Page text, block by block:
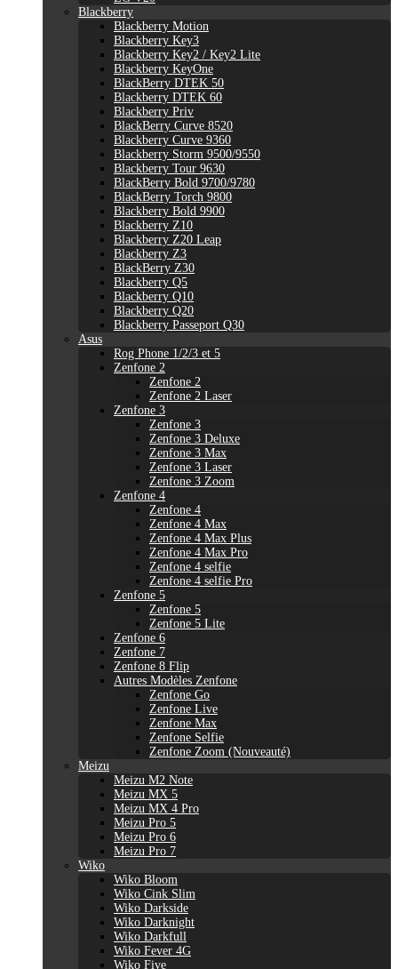
Blackberry
Blackberry Motion
Blackberry Key3
Blackberry Key2 / Key2 Lite
Blackberry KeyOne
BlackBerry DTEK 50
Blackberry DTEK 60
Blackberry Priv
BlackBerry Curve 8520
Blackberry Curve 9360
Blackberry Storm 9500/9550
Blackberry Tour 9630
BlackBerry Bold 9700/9780
BlackBerry Torch 9800
Blackberry Bold 9900
Blackberry Z10
Blackberry Z20 Leap
Blackberry Z3
BlackBerry Z30
Blackberry Q5
Blackberry Q10
Blackberry Q20
Blackberry Passeport Q30
Asus
Rog Phone 1/2/3 et 5
Zenfone 2
Zenfone 2
Zenfone 2 Laser
Zenfone 3
Zenfone 3
Zenfone 3 Deluxe
Zenfone 3 Max
Zenfone 3 Laser
Zenfone 3 Zoom
Zenfone 4
Zenfone 4
Zenfone 4 Max
Zenfone 4 Max Plus
Zenfone 4 Max Pro
Zenfone 4 selfie
Zenfone 4 selfie Pro
Zenfone 5
Zenfone 5
Zenfone 5 Lite
Zenfone 6
Zenfone 7
Zenfone 8 Flip
Autres Modèles Zenfone
Zenfone Go
Zenfone Live
Zenfone Max
Zenfone Selfie
Zenfone Zoom (Nouveauté)
Meizu
Meizu M2 Note
Meizu MX 5
Meizu MX 4 Pro
Meizu Pro 5
Meizu Pro 6
Meizu Pro 7
Wiko
Wiko Bloom
Wiko Cink Slim
Wiko Darkside
Wiko Darknight
Wiko Darkfull
Wiko Fever 4G
Wiko Five